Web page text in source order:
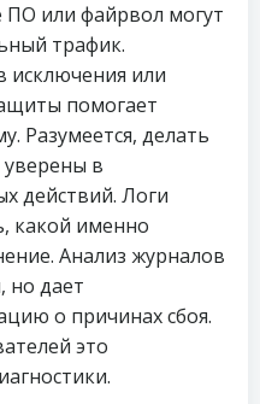
ПО или файрвол могут
трафик.
исключения или
помогает
Разумеется, делать
в
действий. Логи
какой именно
Анализ журналов
но дает
о причинах сбоя.
это